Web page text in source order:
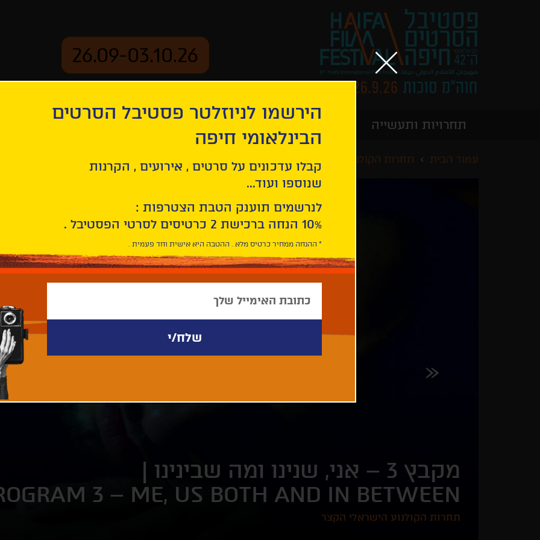
26.09-03.10.26
תחרויות ותעשייה
עמוד הבית תחרות הקולנוע הישראלי הקצר מקבץ 3 – אני, שנינו ומה שבינינו
מקבץ 3 – אני, שנינו ומה שבינינו |
3 – ME, US BOTH AND IN BETWEEN
תחרות הקולנוע הישראלי הקצר
הירשמו לניוזלטר פסטיבל הסרטים
הבינלאומי חיפה
קבלו עדכונים על סרטים , אירועים , הקרנות
שנוספו ועוד...
לנרשמים תוענק הטבת הצטרפות :
10% הנחה ברכישת 2 כרטיסים לסרטי הפסטיבל .
* ההנחה ממחיר כרטיס מלא . ההטבה היא אישית וחד פעמית .